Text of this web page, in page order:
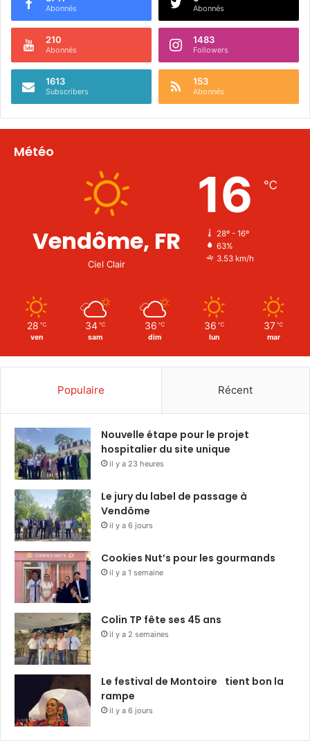
Abonnés Abonnés
210
Abonnés
1483
Followers
1613
Subscribers
153
Abonnés
Météo
Vendôme, FR
Ciel Clair
16 ℃
28º - 16º
63%
3.53 km/h
28 ℃
ven
34 ℃
sam
36 ℃
dim
36 ℃
lun
37 ℃
mar
Populaire Récent
Nouvelle étape pour le projet
hospitalier du site unique
il y a 23 heures
Le jury du label de passage à
Vendôme
il y a 6 jours
Cookies Nut’s pour les gourmands
il y a 1 semaine
Colin TP fête ses 45 ans
il y a 2 semaines
Le festival de Montoire tient bon la
rampe
il y a 6 jours